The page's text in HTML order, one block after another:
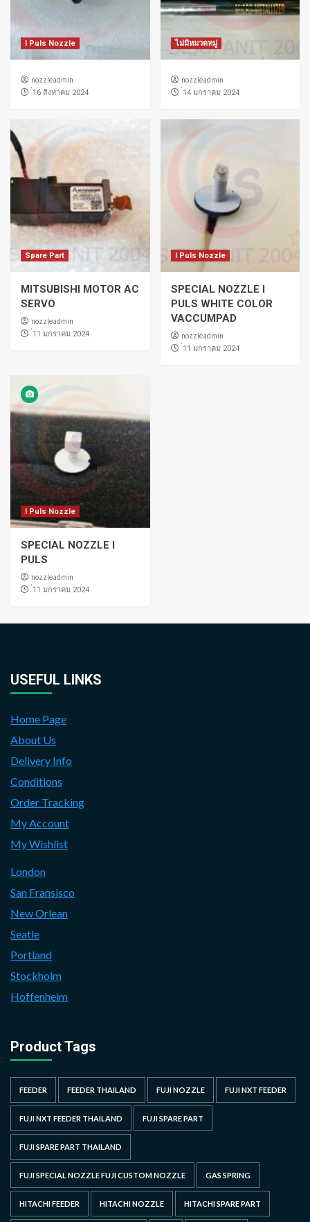
I Puls Nozzle
nozzleadmin
่16 สิงหาคม 2024
ไม่มีหมวดหมู่
nozzleadmin
่14 มกราคม 2024
Spare Part
MITSUBISHI MOTOR AC
SERVO
nozzleadmin
่11 มกราคม 2024
I Puls Nozzle
SPECIAL NOZZLE I
PULS WHITE COLOR
VACCUMPAD
nozzleadmin
่11 มกราคม 2024
I Puls Nozzle
SPECIAL NOZZLE I
PULS
nozzleadmin
่11 มกราคม 2024
USEFUL LINKS
Home Page
About Us
Delivery Info
Conditions
Order Tracking
My Account
My Wishlist
London
San Fransisco
New Orlean
Seatle
Portland
Stockholm
Hoffenheim
Product Tags
FEEDER FEEDER THAILAND FUJI NOZZLE FUJI NXT FEEDER
FUJI NXT FEEDER THAILAND FUJI SPARE PART
FUJI SPARE PART THAILAND
FUJI SPECIAL NOZZLE FUJI CUSTOM NOZZLE GAS SPRING
HITACHI FEEDER HITACHI NOZZLE HITACHI SPARE PART